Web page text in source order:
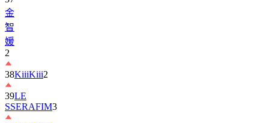
智
媛
2
38
39LE
SSERAFIM
40MONSTA
X